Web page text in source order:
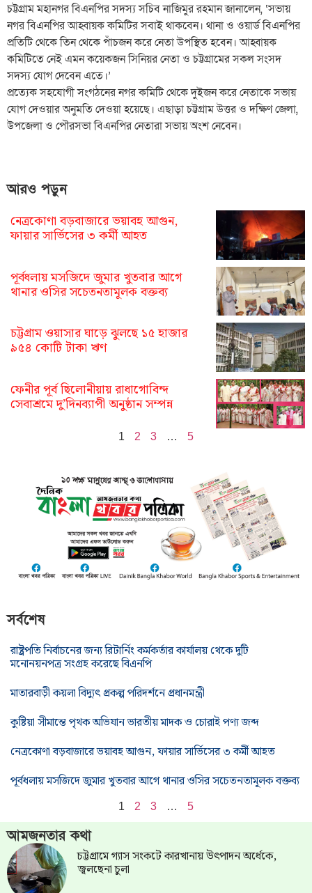
চট্টগ্রাম মহানগর বিএনপির সদস্য সচিব নাজিমুর রহমান জানালেন, ‘সভায়
নগর বিএনপির আহ্বায়ক কমিটির সবাই থাকবেন। থানা ও ওয়ার্ড বিএনপির
প্রতিটি থেকে তিন থেকে পাঁচজন করে নেতা উপস্থিত হবেন। আহ্বায়ক
কমিটিতে নেই এমন কয়েকজন সিনিয়র নেতা ও চট্টগ্রামের সকল সংসদ
সদস্য যোগ দেবেন এতে।’
প্রত্যেক সহযোগী সংগঠনের নগর কমিটি থেকে দুইজন করে নেতাকে সভায়
যোগ দেওয়ার অনুমতি দেওয়া হয়েছে। এছাড়া চট্টগ্রাম উত্তর ও দক্ষিণ জেলা,
উপজেলা ও পৌরসভা বিএনপির নেতারা সভায় অংশ নেবেন।
আরও পড়ুন
নেত্রকোণা বড়বাজারে ভয়াবহ আগুন,
ফায়ার সার্ভিসের ৩ কর্মী আহত
পূর্বধলায় মসজিদে জুমার খুতবার আগে
থানার ওসির সচেতনতামূলক বক্তব্য
চট্টগ্রাম ওয়াসার ঘাড়ে ঝুলছে ১৫ হাজার
৯৫৪ কোটি টাকা ঋণ
ফেনীর পূর্ব ছিলোনীয়ায় রাধাগোবিন্দ
সেবাশ্রমে দু’দিনব্যাপী অনুষ্ঠান সম্পন্ন
1 2 3 … 5
সর্বশেষ
রাষ্ট্রপতি নির্বাচনের জন্য রিটার্নিং কর্মকর্তার কার্যালয় থেকে দুটি
মনোনয়নপত্র সংগ্রহ করেছে বিএনপি
মাতারবাড়ী কয়লা বিদ্যুৎ প্রকল্প পরিদর্শনে প্রধানমন্ত্রী
কুষ্টিয়া সীমান্তে পৃথক অভিযান ভারতীয় মাদক ও চোরাই পণ্য জব্দ
নেত্রকোণা বড়বাজারে ভয়াবহ আগুন, ফায়ার সার্ভিসের ৩ কর্মী আহত
পূর্বধলায় মসজিদে জুমার খুতবার আগে থানার ওসির সচেতনতামূলক বক্তব্য
1 2 3 … 5
আমজনতার কথা
চট্টগ্রামে গ্যাস সংকটে কারখানায় উৎপাদন অর্ধেকে,
জ্বলছেনা চুলা